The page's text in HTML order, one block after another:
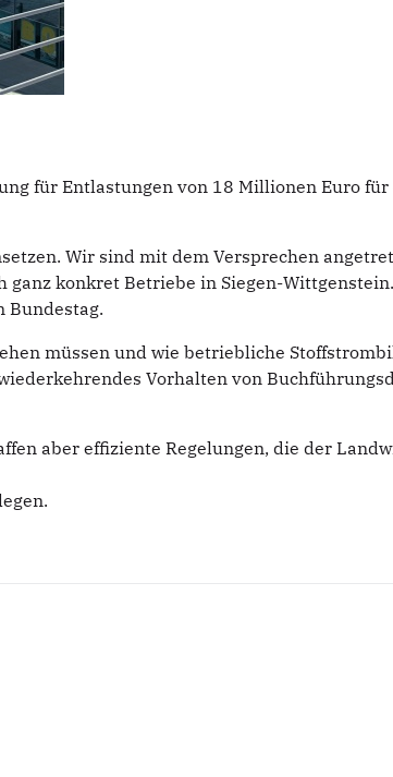
für Entlastungen von 18 Millionen Euro für
Wir sind mit dem Versprechen
konkret Betriebe in Siegen-
Bundestag.
müssen und wie betriebliche
Vorhalten von
aber effiziente Regelungen, die der